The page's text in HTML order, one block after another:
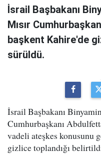
İsrail Başbakanı
Mısır
başkent Kahire'de
sürüldü.
İsrail Başbakanı
Cumhurbaşkanı
vadeli ateşkes konusunu
gizlice toplandığı